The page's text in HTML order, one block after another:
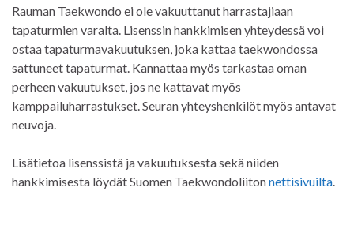
Rauman Taekwondo ei ole vakuuttanut harrastajiaan
tapaturmien varalta. Lisenssin hankkimisen yhteydessä voi
ostaa tapaturmavakuutuksen, joka kattaa taekwondossa
sattuneet tapaturmat. Kannattaa myös tarkastaa oman
perheen vakuutukset, jos ne kattavat myös
kamppailuharrastukset. Seuran yhteyshenkilöt myös antavat
neuvoja.
Lisätietoa lisenssistä ja vakuutuksesta sekä niiden
hankkimisesta löydät Suomen Taekwondoliitonnettisivuilta